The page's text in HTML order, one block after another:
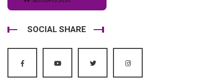
SOCIAL SHARE